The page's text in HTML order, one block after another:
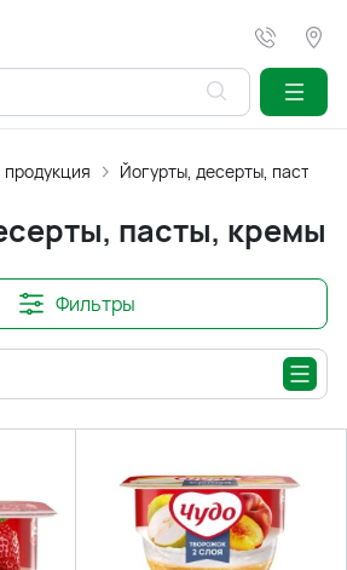
Йогурты, десерты, пасты,
пасты, кремы
Фильтры